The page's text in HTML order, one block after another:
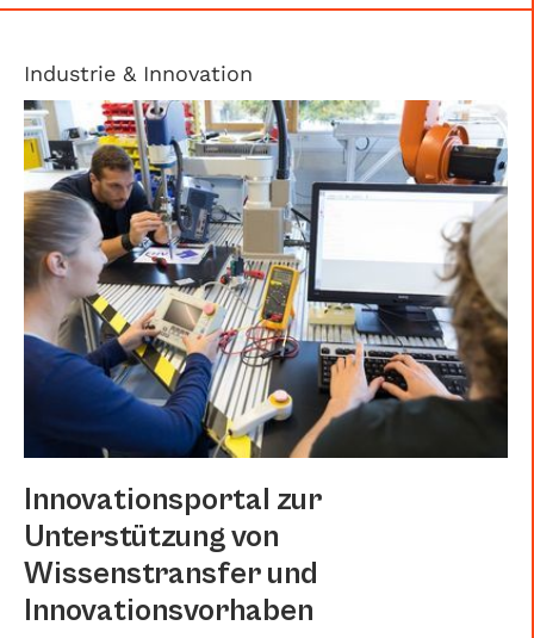
Industrie & Innovation
Innovationsportal zur
Unterstützung von
Wissenstransfer und
Innovationsvorhaben